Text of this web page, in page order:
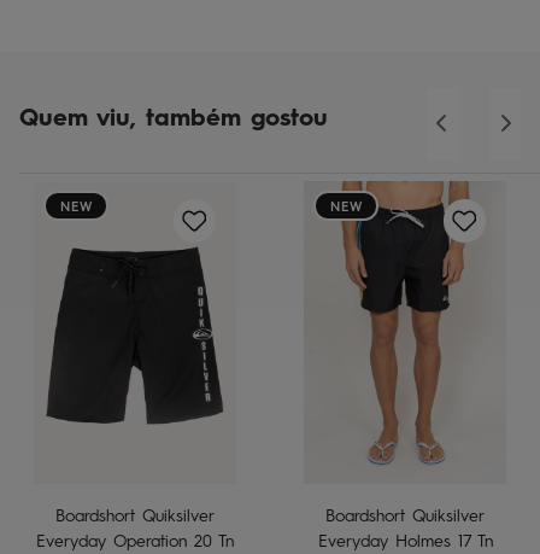
Quem viu, também gostou
NEW
Boardshort Quiksilver
Everyday Operation 20 Tn
NEW
Boardshort Quiksilver
Everyday Holmes 17 Tn